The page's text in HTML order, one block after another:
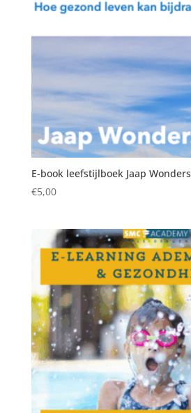
E-book leefstijlboek Jaap Wonders
€5,00